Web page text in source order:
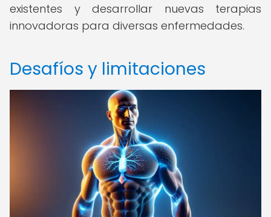
existentes y desarrollar nuevas terapias
innovadoras para diversas enfermedades.
Desafíos y limitaciones